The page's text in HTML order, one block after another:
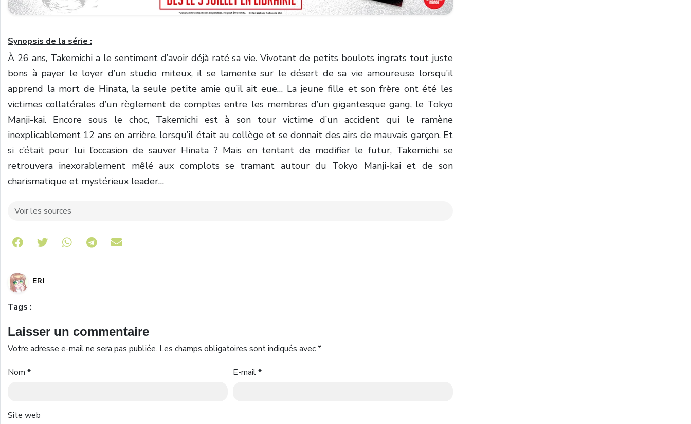
Synopsis de la série :
À 26 ans, Takemichi a le sentiment d’avoir déjà raté sa vie. Vivotant de petits boulots ingrats tout juste
bons à payer le loyer d’un studio miteux, il se lamente sur le désert de sa vie amoureuse lorsqu’il
apprend la mort de Hinata, la seule petite amie qu’il ait eue… La jeune fille et son frère ont été les
victimes collatérales d’un règlement de comptes entre les membres d’un gigantesque gang, le Tokyo
Manji-kai. Encore sous le choc, Takemichi est à son tour victime d’un accident qui le ramène
inexplicablement 12 ans en arrière, lorsqu’il était au collège et se donnait des airs de mauvais garçon. Et
si c’était pour lui l’occasion de sauver Hinata ? Mais en tentant de modifier le futur, Takemichi se
retrouvera inexorablement mêlé aux complots se tramant autour du Tokyo Manji-kai et de son
charismatique et mystérieux leader…
Voir les sources
Share on Telegram
ERI
Tags :
Laisser un commentaire
Votre adresse e-mail ne sera pas publiée. Les champs obligatoires sont indiqués avec*
Nom * E-mail*
Site web